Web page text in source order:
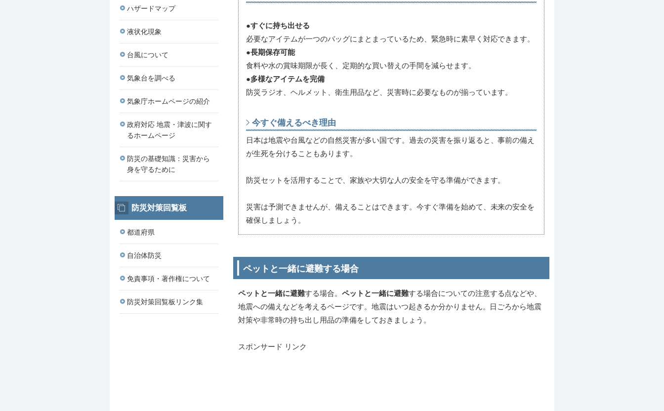
●すぐに持ち出せる
必要なアイテムが一つのバッグにまとまっているため、緊急時に素早く対応できます。
●長期保存可能
食料や水の賞味期限が長く、定期的な買い替えの手間を減らせます。
●多様なアイテムを完備
防災ラジオ、ヘルメット、衛生用品など、災害時に必要なものが揃っています。
今すぐ備えるべき理由
日本は地震や台風などの自然災害が多い国です。過去の災害を振り返ると、事前の備え
が生死を分けることもあります。
防災セットを活用することで、家族や大切な人の安全を守る準備ができます。
災害は予測できませんが、備えることはできます。今すぐ準備を始めて、未来の安全を
確保しましょう。
ペットと一緒に避難する場合
ペットと一緒に避難する場合。 ペットと一緒に避難する場合についての注意する点などや、
地震への備えなどを考えるページです。地震はいつ起きるか分かりません。日ごろから地震
対策や非常時の持ち出し用品の準備をしておきましょう。
スポンサード リンク
ハザードマップ
液状化現象
台風について
気象台を調べる
気象庁ホームページの紹介
政府対応 地震・津波に関す
るホームページ
防災の基礎知識：災害から
身を守るために
防災対策回覧板
都道府県
自治体防災
免責事項・著作権について
防災対策回覧板リンク集